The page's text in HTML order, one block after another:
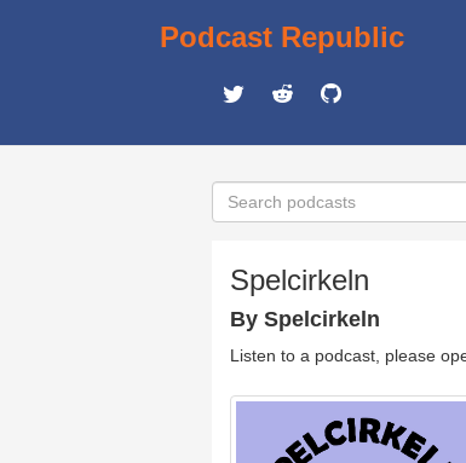
Podcast Republic
Spelcirkeln
By Spelcirkeln
Listen to a podcast, please